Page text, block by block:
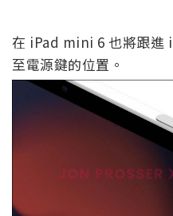
在 iPad mini 6 也將跟進
至電源鍵的位置。